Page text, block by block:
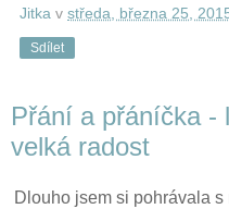
Jitka v středa, března 25,
Sdílet
Přání a přáníčka -
velká radost
Dlouho jsem si pohrávala